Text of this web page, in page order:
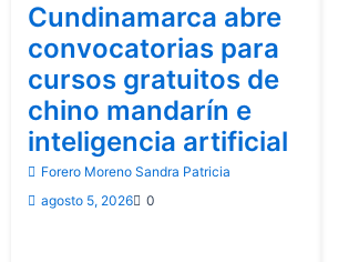
Cundinamarca abre
convocatorias para
cursos gratuitos de
chino mandarín e
inteligencia artificial
Forero Moreno Sandra Patricia
agosto 5, 2026
0